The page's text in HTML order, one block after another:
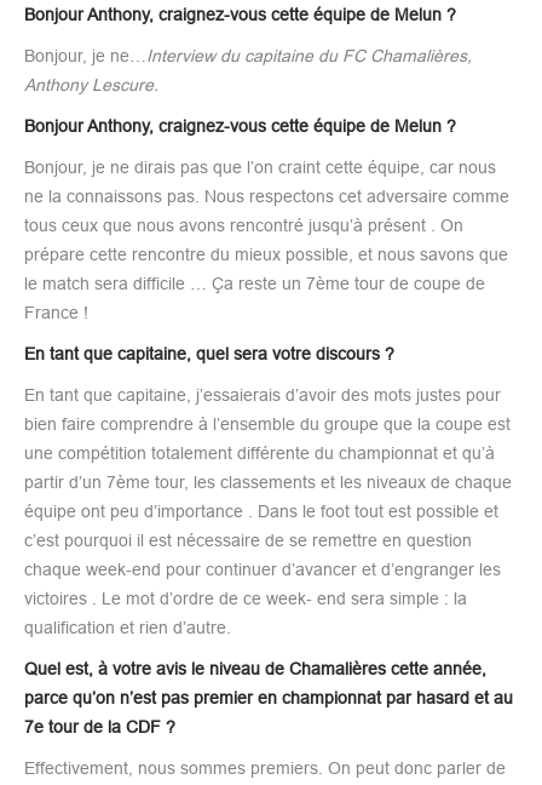
Bonjour Anthony, craignez-vous cette équipe de Melun ?
Bonjour, je ne… Interview du capitaine du FC Chamalières,
Anthony Lescure.
Bonjour Anthony, craignez-vous cette équipe de Melun ?
Bonjour, je ne dirais pas que l’on craint cette équipe, car nous
ne la connaissons pas. Nous respectons cet adversaire comme
tous ceux que nous avons rencontré jusqu’à présent . On
prépare cette rencontre du mieux possible, et nous savons que
le match sera difficile … Ça reste un 7ème tour de coupe de
France !
En tant que capitaine, quel sera votre discours ?
En tant que capitaine, j’essaierais d’avoir des mots justes pour
bien faire comprendre à l’ensemble du groupe que la coupe est
une compétition totalement différente du championnat et qu’à
partir d’un 7ème tour, les classements et les niveaux de chaque
équipe ont peu d’importance . Dans le foot tout est possible et
c’est pourquoi il est nécessaire de se remettre en question
chaque week-end pour continuer d’avancer et d’engranger les
victoires . Le mot d’ordre de ce week- end sera simple : la
qualification et rien d’autre.
Quel est, à votre avis le niveau de Chamalières cette année,
parce qu’on n’est pas premier en championnat par hasard et au
7e tour de la CDF ?
Effectivement, nous sommes premiers. On peut donc parler de